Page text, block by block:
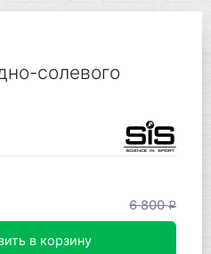
солевого
6 800q
в корзину